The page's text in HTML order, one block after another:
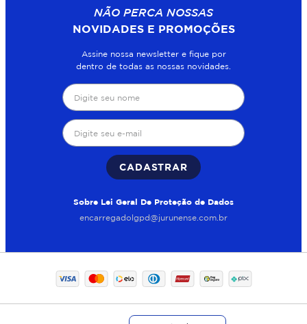
NÃO PERCA NOSSAS
NOVIDADES E PROMOÇÕES
Assine nossa newsletter e fique por
dentro de todas as nossas novidades.
CADASTRAR
Sobre Lei Geral De Proteção de Dados
encarregadolgpd@jurunense.com.br